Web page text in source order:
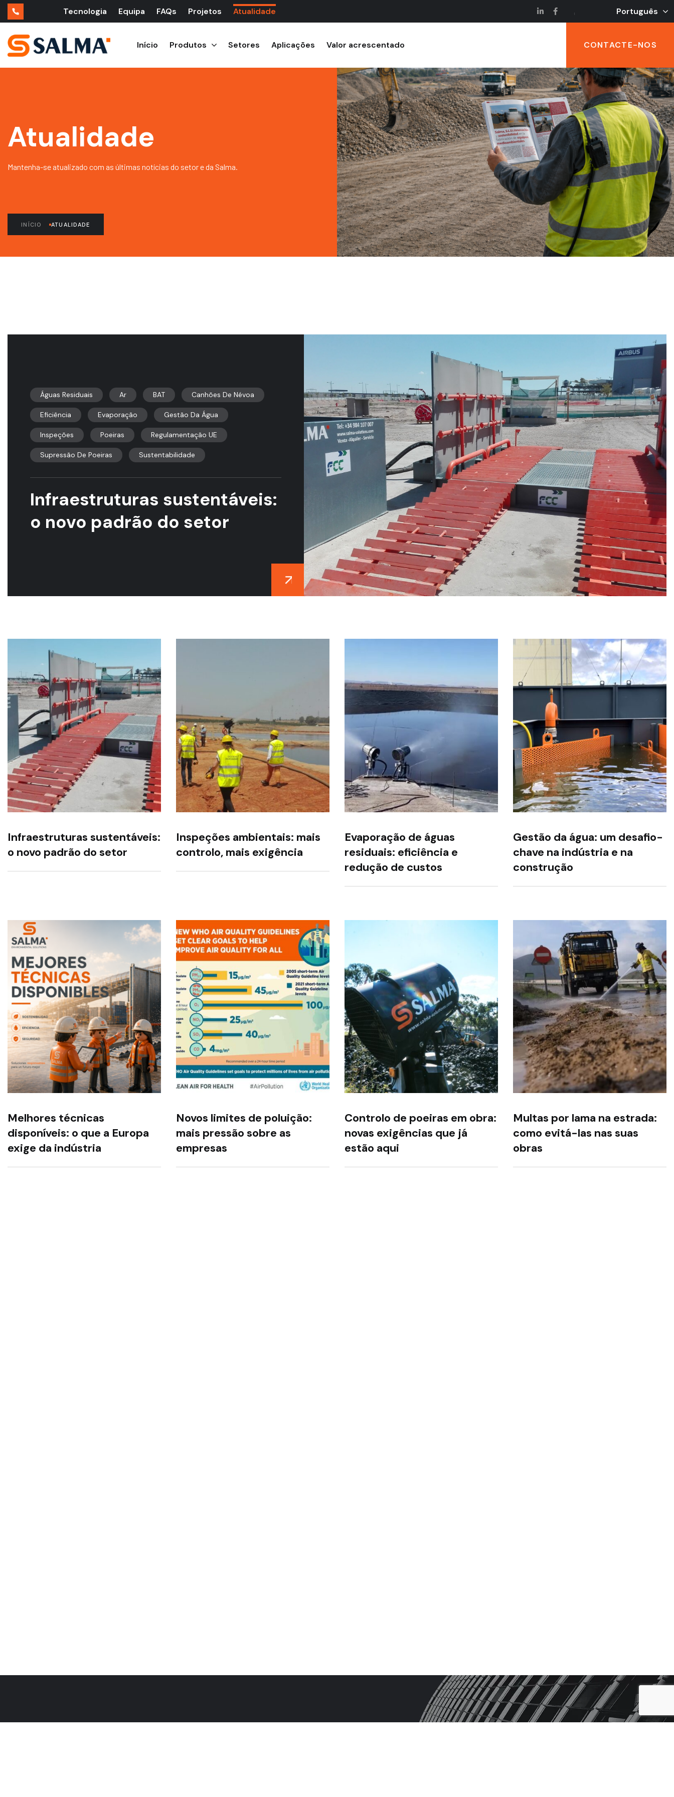
Tecnologia Equipa FAQs Projetos Atualidade Português
Início Produtos Setores Aplicações Valor acrescentado CONTACTE-NOS
Atualidade
Mantenha-se atualizado com as últimas notícias do setor e da Salma.
INÍCIO ATUALIDADE
Águas Residuais Ar BAT Canhões De Névoa
Eficiência Evaporação Gestão Da Água
Inspeções Poeiras Regulamentação UE
Supressão De Poeiras Sustentabilidade
Infraestruturas sustentáveis:
o novo padrão do setor
Infraestruturas sustentáveis:
o novo padrão do setor
Inspeções ambientais: mais
controlo, mais exigência
Evaporação de águas
residuais: eficiência e
redução de custos
Gestão da água: um desafio-
chave na indústria e na
construção
Melhores técnicas
disponíveis: o que a Europa
exige da indústria
Novos limites de poluição:
mais pressão sobre as
empresas
Controlo de poeiras em obra:
novas exigências que já
estão aqui
Multas por lama na estrada:
como evitá-las nas suas
obras